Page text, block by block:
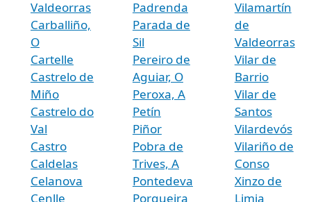
Valdeorras
Carballiño,
O
Cartelle
Castrelo de
Miño
Castrelo do
Val
Castro
Caldelas
Celanova
Cenlle
Padrenda
Parada de
Sil
Pereiro de
Aguiar, O
Peroxa, A
Petín
Piñor
Pobra de
Trives, A
Pontedeva
Porqueira
Vilamartín
de
Valdeorras
Vilar de
Barrio
Vilar de
Santos
Vilardevós
Vilariño de
Conso
Xinzo de
Limia